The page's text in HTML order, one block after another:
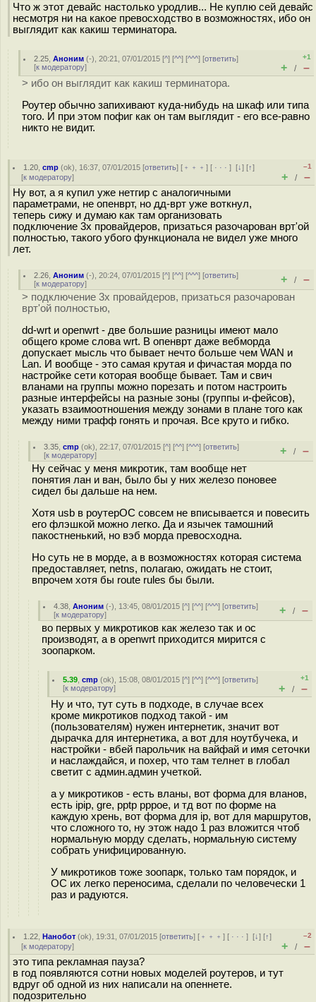
Что ж этот девайс настолько уродлив... Не куплю сей девайс
несмотря ни на какое превосходство в возможностях, ибо он
выглядит как какиш терминатора.
2.25 ,Аноним (-), 20:21, 07/01/2015 [^] [^^] [^^^] [ответить]
[к модератору]
+1
+ / –
> ибо он выглядит как какиш терминатора.
Роутер обычно запихивают куда-нибудь на шкаф или типа
того. И при этом пофиг как он там выглядит - его все-равно
никто не видит.
1.20 ,cmp (ok), 16:37, 07/01/2015 [ответить] [ ﹢﹢﹢] [ · · ·][↓] [↑]
[к модератору]
–1
+ / –
Ну вот, а я купил уже нетгир с аналогичными
параметрами, не опенврт, но дд-врт уже воткнул,
теперь сижу и думаю как там организовать
подключение 3х провайдеров, призаться разочарован врт'ой
полностью, такого убого функционала не видел уже много
лет.
2.26 ,Аноним (-), 20:24, 07/01/2015 [^] [^^] [^^^] [ответить]
[к модератору] + / –
> подключение 3х провайдеров, призаться разочарован
врт'ой полностью,
dd-wrt и openwrt - две большие разницы имеют мало
общего кроме слова wrt. В опенврт даже вебморда
допускает мысль что бывает нечто больше чем WAN и
Lan. И вообще - это самая крутая и фичастая морда по
настройке сети которая вообще бывает. Там и свич
вланами на группы можно порезать и потом настроить
разные интерфейсы на разные зоны (группы и-фейсов),
указать взаимоотношения между зонами в плане того как
между ними трафф гонять и прочая. Все круто и гибко.
3.35 ,cmp (ok), 22:17, 07/01/2015 [^] [^^] [^^^] [ответить]
[к модератору] + / –
Ну сейчас у меня микротик, там вообще нет
понятия лан и ван, было бы у них железо поновее
сидел бы дальше на нем.
Хотя usb в роутерОС совсем не вписывается и повесить
его флэшкой можно легко. Да и язычек тамошний
пакостненький, но вэб морда превосходна.
Но суть не в морде, а в возможностях которая система
предоставляет, netns, полагаю, ожидать не стоит,
впрочем хотя бы route rules бы были.
4.38 ,Аноним (-), 13:45, 08/01/2015 [^] [^^] [^^^] [ответить]
[к модератору] + / –
во первых у микротиков как железо так и ос
производят, а в openwrt приходится мирится с
зоопарком.
5.39 ,cmp (ok), 15:08, 08/01/2015 [^] [^^] [^^^] [ответить]
[к модератору]
+1
+ / –
Ну и что, тут суть в подходе, в случае всех
кроме микротиков подход такой - им
(пользователям) нужен интернетик, значит вот
дырачка для интернетика, а вот для ноутбучека, и
настройки - вбей парольчик на вайфай и имя сеточки
и наслаждайся, и похер, что там телнет в глобал
светит с админ.админ учеткой.
а у микротиков - есть вланы, вот форма для вланов,
есть ipip, gre, pptp pppoe, и тд вот по форме на
каждую хрень, вот форма для ip, вот для маршрутов,
что сложного то, ну этож надо 1 раз вложится чтоб
нормальную морду сделать, нормальную систему
собрать унифицированную.
У микротиков тоже зоопарк, только там порядок, и
ОС их легко переносима, сделали по человечески 1
раз и радуются.
1.22 ,Нанобот (ok), 19:31, 07/01/2015 [ответить] [ ﹢﹢﹢] [ · · ·][↓] [↑]
[к модератору]
–2
+ / –
это типа рекламная пауза?
в год появляются сотни новых моделей роутеров, и тут
вдруг об одной из них написали на опеннете.
подозрительно